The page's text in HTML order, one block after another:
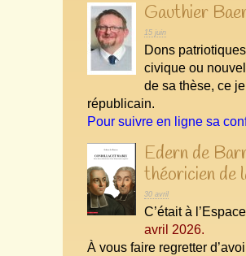
Gauthier
15 juin
Dons
civique ou
de sa thèse, ce
républicain.
Pour suivre en ligne sa
Edern de
théoricien de
30 avril
C’était à
avril 2026.
À vous faire regretter